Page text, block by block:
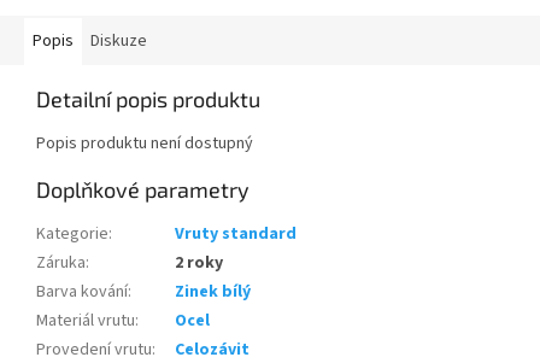
Popis Diskuze
Detailní popis produktu
Popis produktu není dostupný
Doplňkové parametry
Kategorie:
Vruty standard
Záruka:
2 roky
Barva kování:
Zinek bílý
Materiál vrutu:
Ocel
Provedení vrutu:
Celozávit